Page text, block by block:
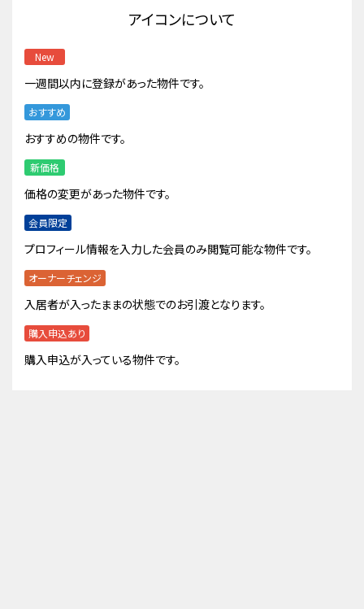
アイコンについて
New
一週間以内に登録があった物件です。
おすすめ
おすすめの物件です。
新価格
価格の変更があった物件です。
会員限定
プロフィール情報を入力した会員のみ閲覧可能な物件です。
オーナーチェンジ
入居者が入ったままの状態でのお引渡となります。
購入申込あり
購入申込が入っている物件です。